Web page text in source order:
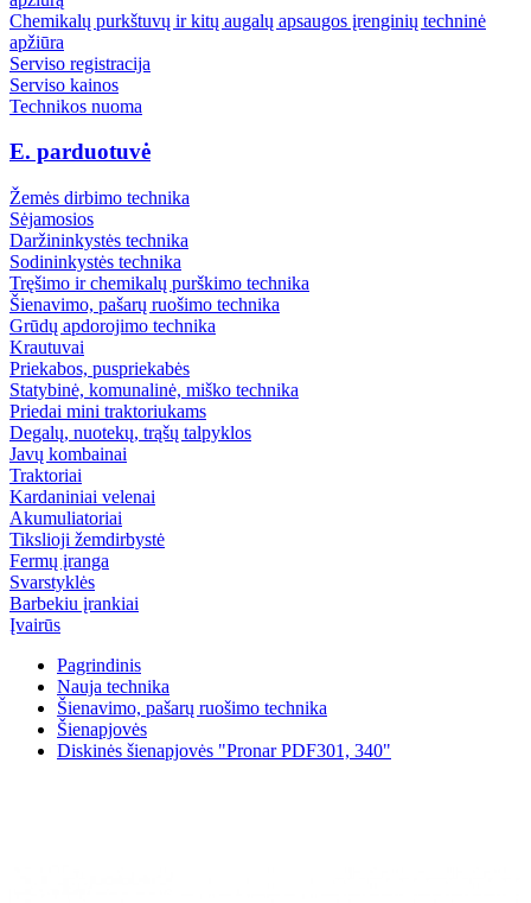
Chemikalų purkštuvų ir kitų augalų apsaugos įrenginių techninė
apžiūra
Serviso registracija
Serviso kainos
Technikos nuoma
E. parduotuvė
Žemės dirbimo technika
Sėjamosios
Daržininkystės technika
Sodininkystės technika
Tręšimo ir chemikalų purškimo technika
Šienavimo, pašarų ruošimo technika
Grūdų apdorojimo technika
Krautuvai
Priekabos, puspriekabės
Statybinė, komunalinė, miško technika
Priedai mini traktoriukams
Degalų, nuotekų, trąšų talpyklos
Javų kombainai
Traktoriai
Kardaniniai velenai
Akumuliatoriai
Tikslioji žemdirbystė
Fermų įranga
Svarstyklės
Barbekiu įrankiai
Įvairūs
Pagrindinis
Nauja technika
Šienavimo, pašarų ruošimo technika
Šienapjovės
Diskinės šienapjovės "Pronar PDF301, 340"